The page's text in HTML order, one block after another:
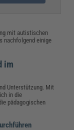
mit autistischen
nachfolgend einige
im
Unterstützung. Mit
in die
pädagogischen